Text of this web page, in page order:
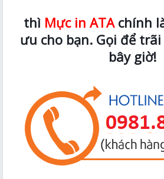
thì Mực in ATAchính
ưu cho bạn. Gọi để
bây giờ!